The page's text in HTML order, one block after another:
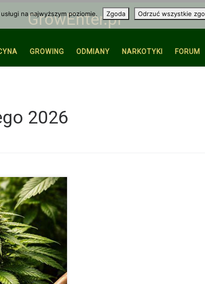
GrowEnter.pl
GROWING ODMIANY NARKOTYKI FORUM
2026
się prosty –
W praktyce
na najwyższym poziomie. Zgoda Odrzuć wszystkie